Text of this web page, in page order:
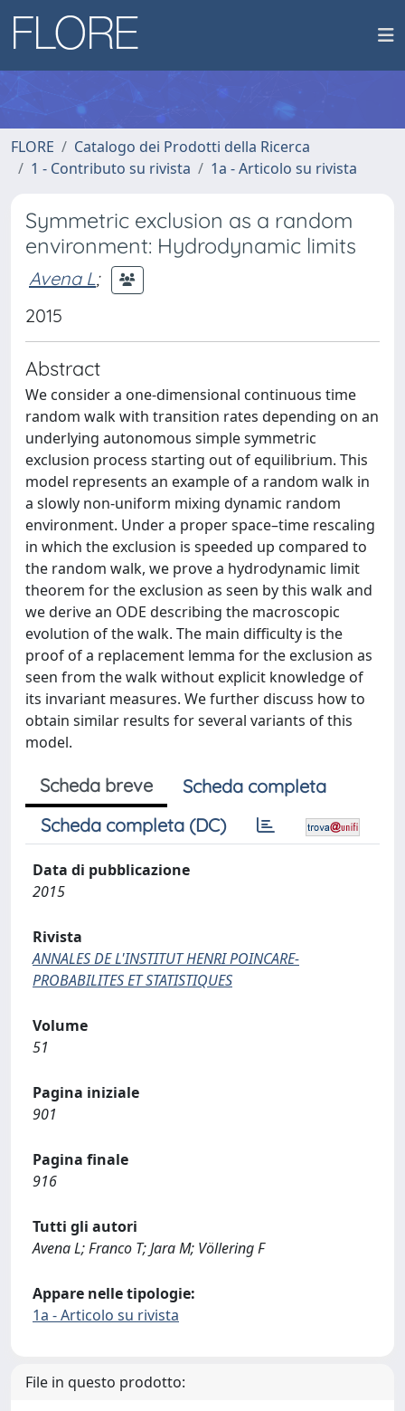
FLORE
Catalogo dei Prodotti della Ricerca
1 - Contributo su rivista
1a - Articolo su rivista
Symmetric exclusion as a random
environment: Hydrodynamic limits
Avena L;
2015
Abstract
We consider a one-dimensional continuous time
random walk with transition rates depending on an
underlying autonomous simple symmetric
exclusion process starting out of equilibrium. This
model represents an example of a random walk in
a slowly non-uniform mixing dynamic random
environment. Under a proper space–time rescaling
in which the exclusion is speeded up compared to
the random walk, we prove a hydrodynamic limit
theorem for the exclusion as seen by this walk and
we derive an ODE describing the macroscopic
evolution of the walk. The main difficulty is the
proof of a replacement lemma for the exclusion as
seen from the walk without explicit knowledge of
its invariant measures. We further discuss how to
obtain similar results for several variants of this
model.
Scheda breve
Scheda completa
Scheda completa (DC)
Data di pubblicazione
2015
Rivista
ANNALES DE L'INSTITUT HENRI POINCARE-
PROBABILITES ET STATISTIQUES
Volume
51
Pagina iniziale
901
Pagina finale
916
Tutti gli autori
Avena L; Franco T; Jara M; Völlering F
Appare nelle tipologie:
1a - Articolo su rivista
File in questo prodotto: